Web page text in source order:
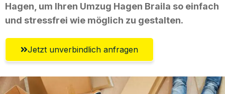
Hagen, um Ihren Umzug Hagen Braila so einfach
und stressfrei wie möglich zu gestalten.
Jetzt unverbindlich anfragen